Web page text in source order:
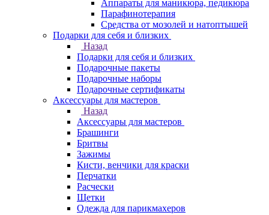
Аппараты для маникюра, педикюра
Парафинотерапия
Средства от мозолей и натоптышей
Подарки для себя и близких
Назад
Подарки для себя и близких
Подарочные пакеты
Подарочные наборы
Подарочные сертификаты
Аксессуары для мастеров
Назад
Аксессуары для мастеров
Брашинги
Бритвы
Зажимы
Кисти, венчики для краски
Перчатки
Расчески
Щетки
Одежда для парикмахеров